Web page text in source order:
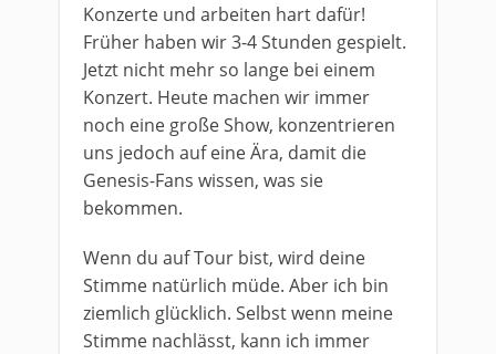
Konzerte und arbeiten hart dafür!
Früher haben wir 3-4 Stunden gespielt.
Jetzt nicht mehr so lange bei einem
Konzert. Heute machen wir immer
noch eine große Show, konzentrieren
uns jedoch auf eine Ära, damit die
Genesis-Fans wissen, was sie
bekommen.
Wenn du auf Tour bist, wird deine
Stimme natürlich müde. Aber ich bin
ziemlich glücklich. Selbst wenn meine
Stimme nachlässt, kann ich immer